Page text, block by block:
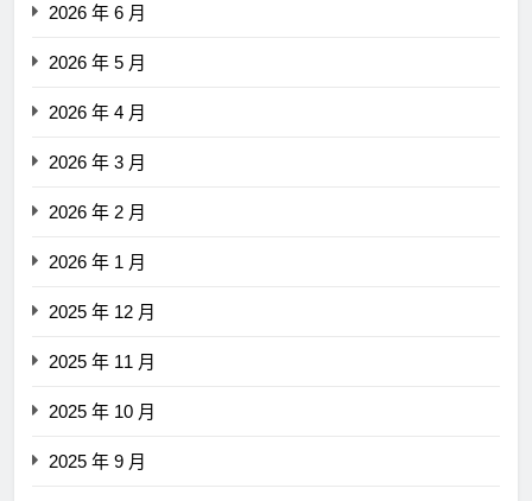
2026 年 6 月
2026 年 5 月
2026 年 4 月
2026 年 3 月
2026 年 2 月
2026 年 1 月
2025 年 12 月
2025 年 11 月
2025 年 10 月
2025 年 9 月